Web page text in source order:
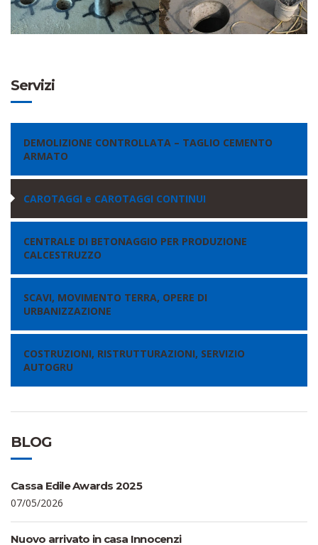
Servizi
DEMOLIZIONE CONTROLLATA – TAGLIO CEMENTO
ARMATO
CAROTAGGI e CAROTAGGI CONTINUI
CENTRALE DI BETONAGGIO PER PRODUZIONE
CALCESTRUZZO
SCAVI, MOVIMENTO TERRA, OPERE DI
URBANIZZAZIONE
COSTRUZIONI, RISTRUTTURAZIONI, SERVIZIO
AUTOGRU
BLOG
Cassa Edile Awards 2025
07/05/2026
Nuovo arrivato in casa Innocenzi